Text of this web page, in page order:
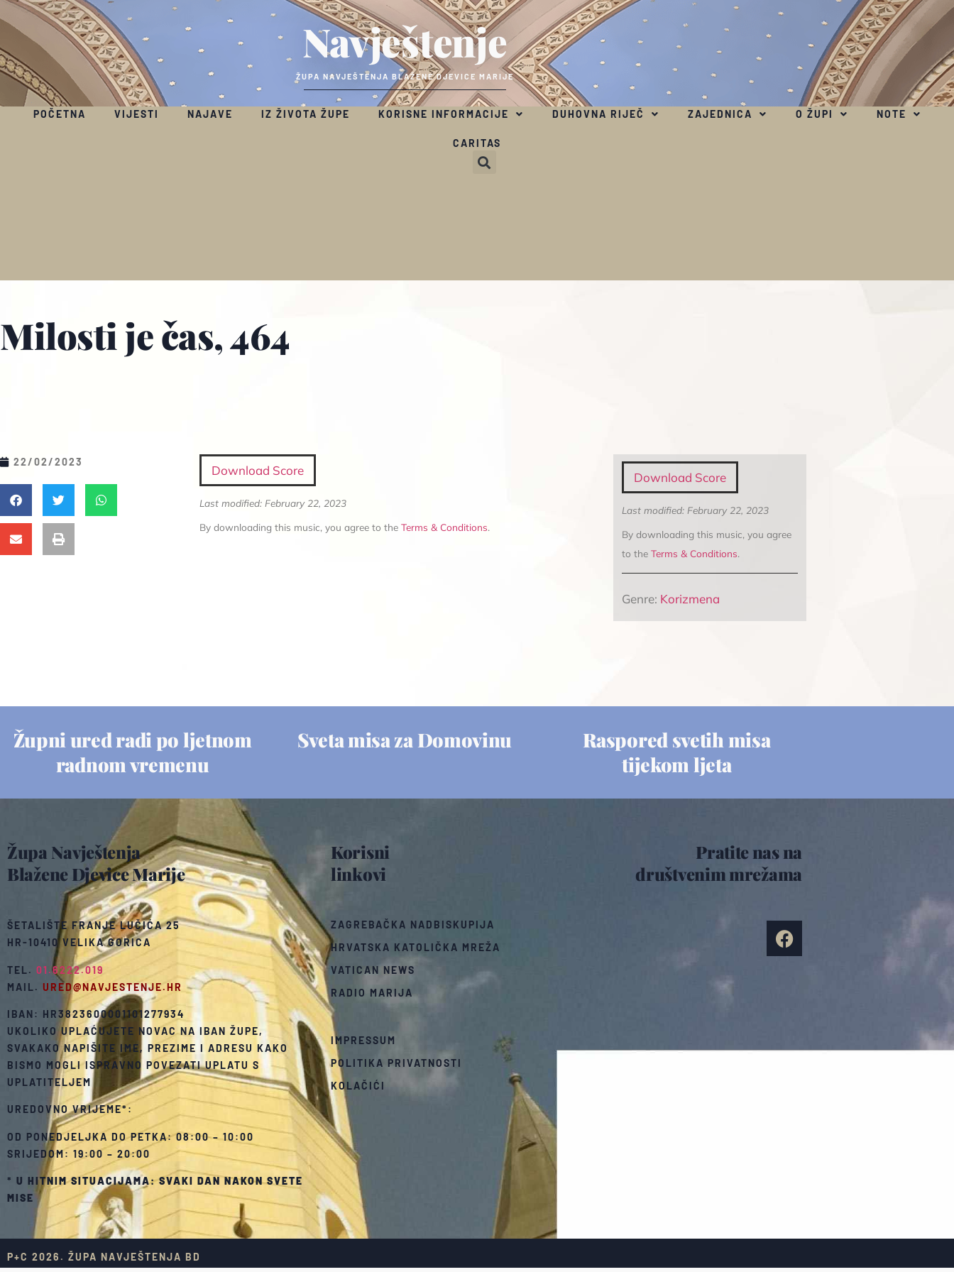
Navještenje
ŽUPA NAVJEŠTENJA BLAŽENE DJEVICE MARIJE
POČETNA VIJESTI NAJAVE IZ ŽIVOTA ŽUPE KORISNE INFORMACIJE DUHOVNA RIJEČ ZAJEDNICA O ŽUPI NOTE
CARITAS
Milosti je čas, 464
22/02/2023
Download Score
Last modified: February 22, 2023
By downloading this music, you agree
to theTerms & Conditions.
Genre: Korizmena
Download Score
Last modified: February 22, 2023
By downloading this music, you agree to theTerms & Conditions.
Župni ured radi po ljetnom
radnom vremenu
Sveta misa za Domovinu
Raspored svetih misa
tijekom ljeta
Župa Navještenja
Blažene Djevice Marije
ŠETALIŠTE FRANJE LUČIĆA 25
HR-10410 VELIKA GORICA
TEL. 01.6222.019
MAIL. URED@NAVJESTENJE.HR
IBAN: HR3823600001101277934
UKOLIKO UPLAĆUJETE NOVAC NA IBAN ŽUPE,
SVAKAKO NAPIŠITE IME, PREZIME I ADRESU KAKO
BISMO MOGLI ISPRAVNO POVEZATI UPLATU S
UPLATITELJEM
UREDOVNO VRIJEME*:
OD PONEDJELJKA DO PETKA: 08:00 – 10:00
SRIJEDOM: 19:00 – 20:00
* U HITNIM SITUACIJAMA: SVAKI DAN NAKON SVETE
MISE
Korisni
linkovi
ZAGREBAČKA NADBISKUPIJA
HRVATSKA KATOLIČKA MREŽA
VATICAN NEWS
RADIO MARIJA
IMPRESSUM
POLITIKA PRIVATNOSTI
KOLAČIĆI
Pratite nas na
društvenim mrežama
P+C 2026. ŽUPA NAVJEŠTENJA BD